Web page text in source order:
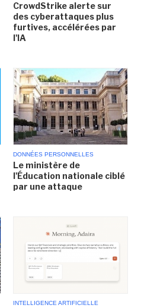
CrowdStrike alerte sur
des cyberattaques plus
furtives, accélérées par
l'IA
DONNÉES PERSONNELLES
Le ministère de
l'Éducation nationale ciblé
par une attaque
INTELLIGENCE ARTIFICIELLE